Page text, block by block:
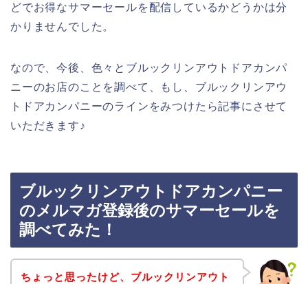
どでお得なサマーセールを配信しているかどうかは分
かりませんでした。
なので、今後、色々とブルックリンアウトドアカンパ
ニーのお店のことを調べて、もし、ブルックリンアウ
トドアカンパニーのラインをみつけたら記事にさせて
いただきます♪
ブルックリンアウトドアカンパニー
のメルマガ登録後のサマーセールを
調べてみた！
ちょっと思ったけど、ブルックリンアウト